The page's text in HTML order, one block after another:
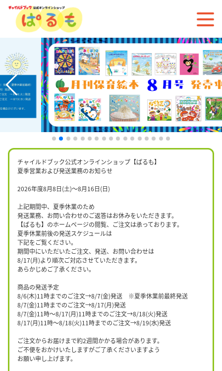
チャイルドブック公式オンラインショップ【ぱるも】
夏季営業および発送業務のお知らせ
2026年度8月8日(土)〜8月16日(日)
上記期間中、夏季休業のため
発送業務、お問い合わせのご返答はお休みをいただきます。
【ぱるも】のホームページの閲覧、ご注文は承っております。
夏季休業前後の発送スケジュールは
下記をご覧ください。
期間中にいただいたご注文、発送、お問い合わせは
8/17(月)より順次ご対応させていただきます。
あらかじめご了承ください。
商品の発送予定
8/6(木)11時までのご注文→8/7(金)発送 ※夏季休業前最終発送
8/7(金)11時までのご注文→8/17(月)発送
8/7(金)11時〜8/17(月)11時までのご注文→8/18(火)発送
8/17(月)11時〜8/18(火)11時までのご注文→8/19(水)発送
ご注文からお届けまで約2週間かかる場合があります。
ご不便をおかけいたしますがご了承くださいますよう
お願い申し上げます。